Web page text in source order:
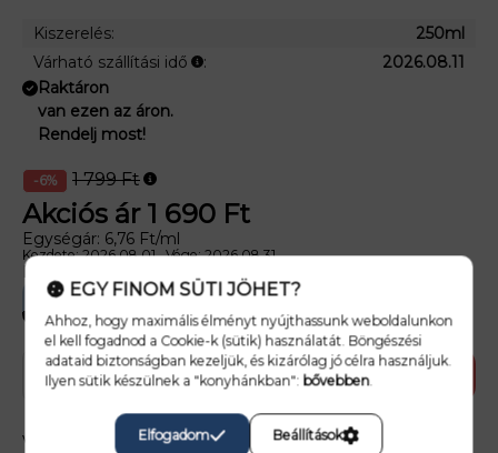
Kiszerelés:
250ml
Várható szállítási idő
:
2026.08.11
Raktáron
van ezen az áron.
Rendelj most!
6 1 799Ft
Akciós ár 1 690 Ft
Egységár: 6,76 Ft/ml
Kezdete: 2026.08.01 Vége: 2026.08.31
Megtakarítás
22
nap
08 36
perc
20
mp
Kosárba rakom
Vedd regisztrációval és
EGY FINOM SÜTI JÖHET?
Ahhoz, hogy maximális élményt nyújthassunk weboldalunkon
el kell fogadnod a Cookie-k (sütik) használatát. Böngészési
adataid biztonságban kezeljük, és kizárólag jó célra használjuk.
Ilyen sütik készülnek a "konyhánkban": bővebben.
Elfogadom Beállítások